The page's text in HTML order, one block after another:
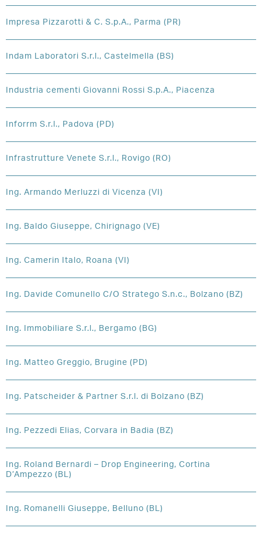
Impresa Pizzarotti & C. S.p.A., Parma (PR)
Indam Laboratori S.r.l., Castelmella (BS)
Industria cementi Giovanni Rossi S.p.A., Piacenza
Inforrm S.r.l., Padova (PD)
Infrastrutture Venete S.r.l., Rovigo (RO)
Ing. Armando Merluzzi di Vicenza (VI)
Ing. Baldo Giuseppe, Chirignago (VE)
Ing. Camerin Italo, Roana (VI)
Ing. Davide Comunello C/O Stratego S.n.c., Bolzano (BZ)
Ing. Immobiliare S.r.l., Bergamo (BG)
Ing. Matteo Greggio, Brugine (PD)
Ing. Patscheider & Partner S.r.l. di Bolzano (BZ)
Ing. Pezzedi Elias, Corvara in Badia (BZ)
Ing. Roland Bernardi – Drop Engineering, Cortina
D’Ampezzo (BL)
Ing. Romanelli Giuseppe, Belluno (BL)